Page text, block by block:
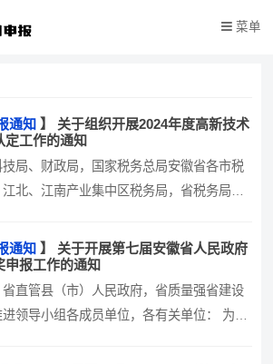
菜单
通知 】 关于组织开展2024年度高新技术
定工作的通知
局、财政局，国家税务总局安徽省各市税
北、江南产业集中区税务局，省税务局第
通知 】 关于开展第七届安徽省人民政府
申报工作的通知
省直管县（市）人民政府，省质量强省建设
领导小组各成员单位，各有关单位： 为全